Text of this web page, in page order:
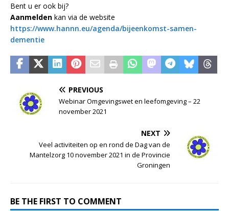
Bent u er ook bij?
Aanmelden kan via de website
https://www.hannn.eu/agenda/bijeenkomst-samen-
dementie
PREVIOUS
Webinar Omgevingswet en leefomgeving – 22
november 2021
NEXT
Veel activiteiten op en rond de Dag van de
Mantelzorg 10 november 2021 in de Provincie
Groningen
BE THE FIRST TO COMMENT